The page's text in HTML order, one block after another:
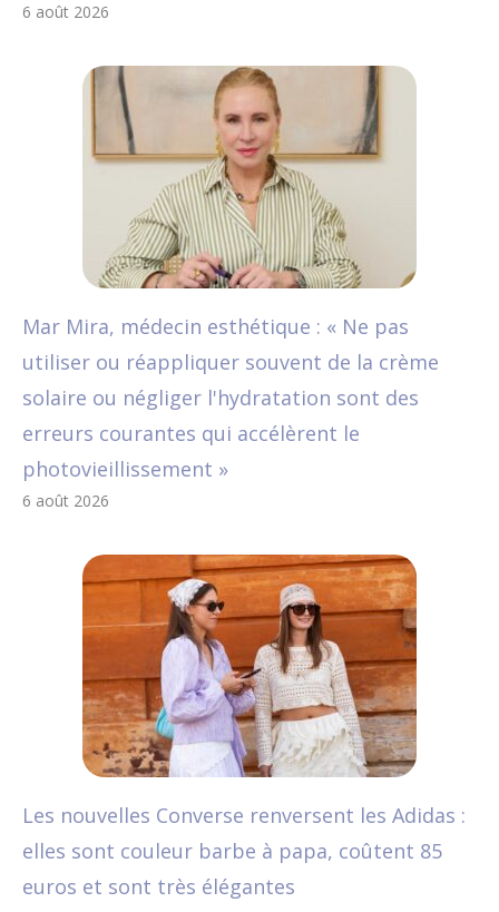
6 août 2026
Mar Mira, médecin esthétique : « Ne pas
utiliser ou réappliquer souvent de la crème
solaire ou négliger l'hydratation sont des
erreurs courantes qui accélèrent le
photovieillissement »
6 août 2026
Les nouvelles Converse renversent les Adidas :
elles sont couleur barbe à papa, coûtent 85
euros et sont très élégantes